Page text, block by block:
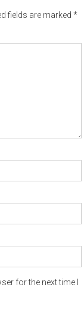
fields are marked*
for the next time I